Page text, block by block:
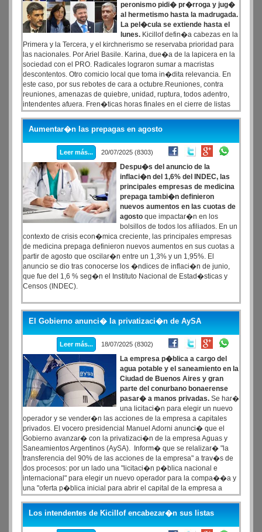
peronismo pidi� pr�rroga y jug�
al hermetismo hasta la madrugada.
La pel�cula se extiende hasta el
lunes. Kicillof defin�a cabezas en la
Primera y la Tercera, y el kirchnerismo se reservaba prioridad para
las nacionales. Por Ariel Basile. Karina, due�a de la lapicera en la
sociedad con el PRO. Radicales lograron sumar a macristas
descontentos. Otro comicio local que toma in�dita relevancia. En
este caso, por sus rebotes de cara a octubre.Reuniones, contra
reuniones, amenazas de quiebre, unidad, ruptura, todos adentro,
intendentes afuera. Fren�ticas horas finales en el cierre de listas
para las elecciones desdobladas de septiembre en la provincia de
Buenos Aires, que finalmente se extendi� hasta el lunes.
Aumentar�n las prepagas en agosto
Leer más... 20/07/2025 (8303)
Despu�s del anuncio de la
inflaci�n del 1,6% del INDEC, las
principales empresas de medicina
prepaga tambi�n definieron
nuevos aumentos en las cuotas de
agosto que impactar�n en los
bolsillos de todos los afiliados. En un
contexto de crisis econ�mica creciente, las principales empresas
de medicina prepaga definieron nuevos aumentos en sus cuotas a
partir de agosto que oscilar�n entre un 1,3% y un 1,95%. El
anuncio se dio tras conocerse los �ndices de inflaci�n de junio,
que fue del 1,6 % seg�n el Instituto Nacional de Estad�sticas y
Censos (INDEC).
El Gobierno anunci� la privatizaci�n de AySA
Leer más... 18/07/2025 (8302)
La empresa p�blica a cargo del
agua potable y el saneamiento en la
Ciudad de Buenos Aires y gran
parte del conurbano bonaerense
pasar� a manos privadas. Se har�
una licitaci�n para elegir un nuevo
operador y se vender�n las acciones de la empresa a capitales
privados. El vocero presidencial Manuel Adorni anunci� que el
Gobierno avanzar� con la privatizaci�n de la empresa Aguas y
Saneamientos Argentinos (AySA). Inform� que se relalizar� "la
transferencia del 90% de las acciones de la empresa" a trav�s de
dos procesos: por un lado una "licitaci�n p�blica nacional e
internacional" para elegir un nuevo operador para la compa��a y
una "oferta p�blica inicial para abrir el capital de la empresa a
otros inversores". Aysa es una de las empresas que figuran como
�privatizables� en la Ley Bases.
Los intendentes de Kicillof encabezar�n sus listas